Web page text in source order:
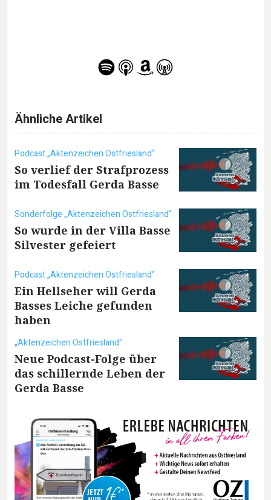
Ähnliche Artikel
Podcast „Aktenzeichen Ostfriesland“
So verlief der Strafprozess
im Todesfall Gerda Basse
Sonderfolge „Aktenzeichen Ostfriesland“
So wurde in der Villa Basse
Silvester gefeiert
Podcast „Aktenzeichen Ostfriesland“
Ein Hellseher will Gerda
Basses Leiche gefunden
haben
„Aktenzeichen Ostfriesland“
Neue Podcast-Folge über
das schillernde Leben der
Gerda Basse